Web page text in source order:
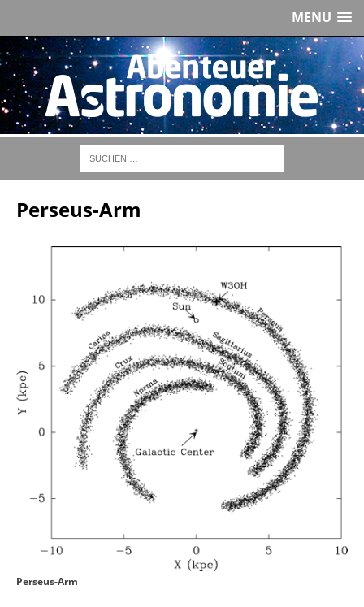
MENU
Perseus-Arm
Perseus-Arm